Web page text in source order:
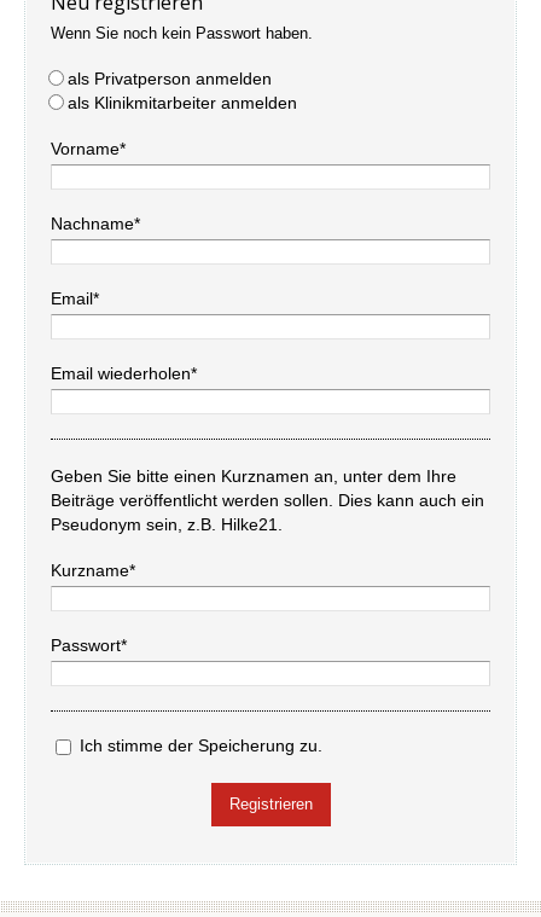
Wenn Sie noch kein Passwort haben.
als Privatperson anmelden
als Klinikmitarbeiter anmelden
Vorname*
Nachname*
Email*
Email wiederholen*
Geben Sie bitte einen Kurznamen an, unter dem Ihre
Beiträge veröffentlicht werden sollen. Dies kann auch ein
Pseudonym sein, z.B. Hilke21.
Kurzname*
Passwort*
Ich stimme der Speicherung zu.